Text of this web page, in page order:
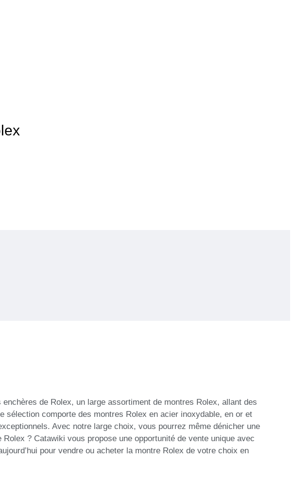
de Rolex, un large assortiment de montres Rolex, allant des
sélection comporte des montres Rolex en acier inoxydable, en or et
Avec notre large choix, vous pourrez même dénicher une
? Catawiki vous propose une opportunité de vente unique avec
pour vendre ou acheter la montre Rolex de votre choix en